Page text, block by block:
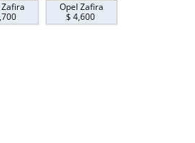
Opel Zafira
$ 4,600